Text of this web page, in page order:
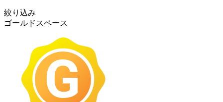
絞り込み
ゴールドスペース